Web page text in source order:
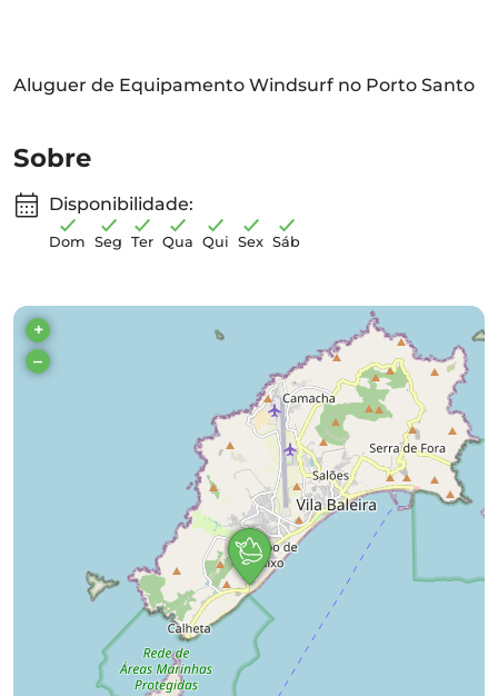
Aluguer de Equipamento Windsurf no Porto Santo
Sobre
Disponibilidade:
Dom Seg Ter Qua Qui Sex Sáb
+
–